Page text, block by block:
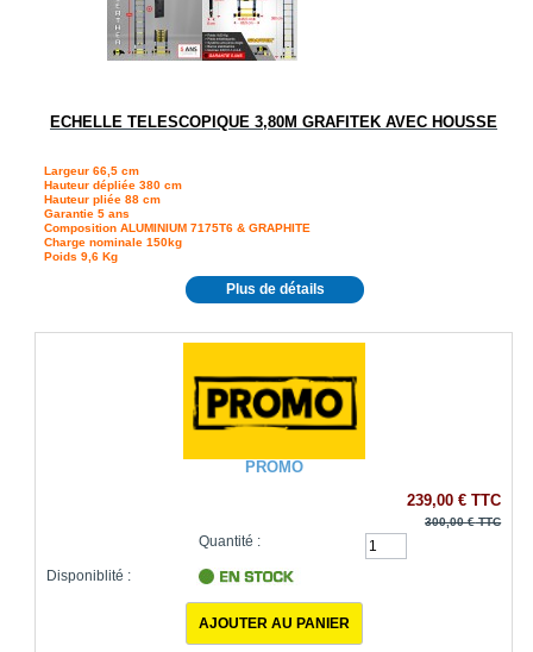
ECHELLE TELESCOPIQUE D´OCCASION
ENTRETIEN ESCABEAU TELESCOPIQUE
ECHELLE TELESCOPIQUE 3,80M GRAFITEK AVEC HOUSSE
Largeur 66,5 cm
Hauteur dépliée 380 cm
Hauteur pliée 88 cm
Garantie 5 ans
Composition ALUMINIUM 7175T6 & GRAPHITE
Charge nominale 150kg
Poids 9,6 Kg
Plus de détails
PROMO
239,00 € TTC
300,00 €TTC
Quantité :
Disponiblité :